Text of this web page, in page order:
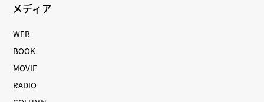
メディア
WEB
BOOK
MOVIE
RADIO